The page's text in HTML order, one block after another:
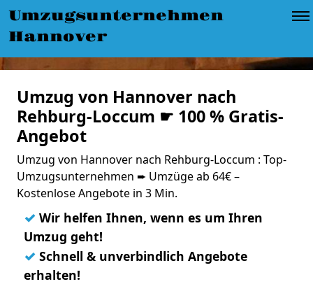
Umzugsunternehmen
Hannover
Umzug von Hannover nach
Rehburg-Loccum ☛ 100 % Gratis-
Angebot
Umzug von Hannover nach Rehburg-Loccum : Top-
Umzugsunternehmen ➨ Umzüge ab 64€ –
Kostenlose Angebote in 3 Min.
✓ Wir helfen Ihnen, wenn es um Ihren
Umzug geht!
✓ Schnell & unverbindlich Angebote
erhalten!